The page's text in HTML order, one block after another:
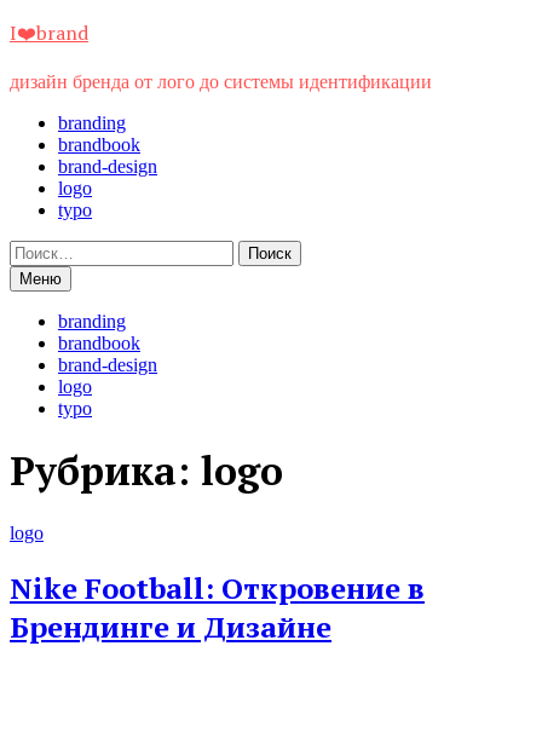
Перейти
содержимому
I❤️brand
дизайн бренда от лого до системы идентификации
branding
brandbook
brand-design
logo
typo
Найти:
Меню
branding
brandbook
brand-design
logo
typo
Рубрика: logo
logo
Nike Football: Откровение в
Брендинге и Дизайне